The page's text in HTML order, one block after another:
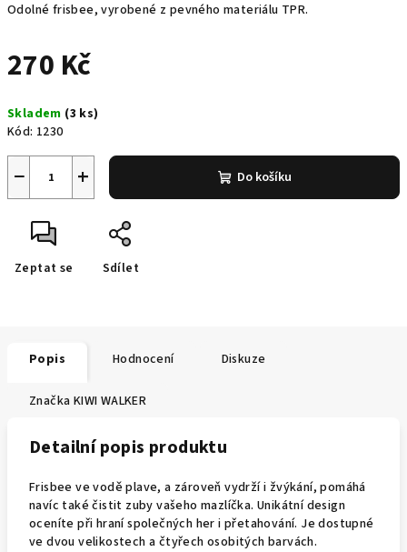
Odolné frisbee, vyrobené z pevného materiálu TPR.
270 Kč
cena:
Skladem (3 ks)
Kód: 1230
+
− Do košíku
Zeptat se Sdílet
Popis Hodnocení Diskuze
Značka KIWI WALKER
Detailní popis produktu
Frisbee ve vodě plave, a zároveň vydrží i žvýkání, pomáhá
navíc také čistit zuby vašeho mazlíčka. Unikátní design
oceníte při hraní společných her i přetahování. Je dostupné
ve dvou velikostech a čtyřech osobitých barvách.